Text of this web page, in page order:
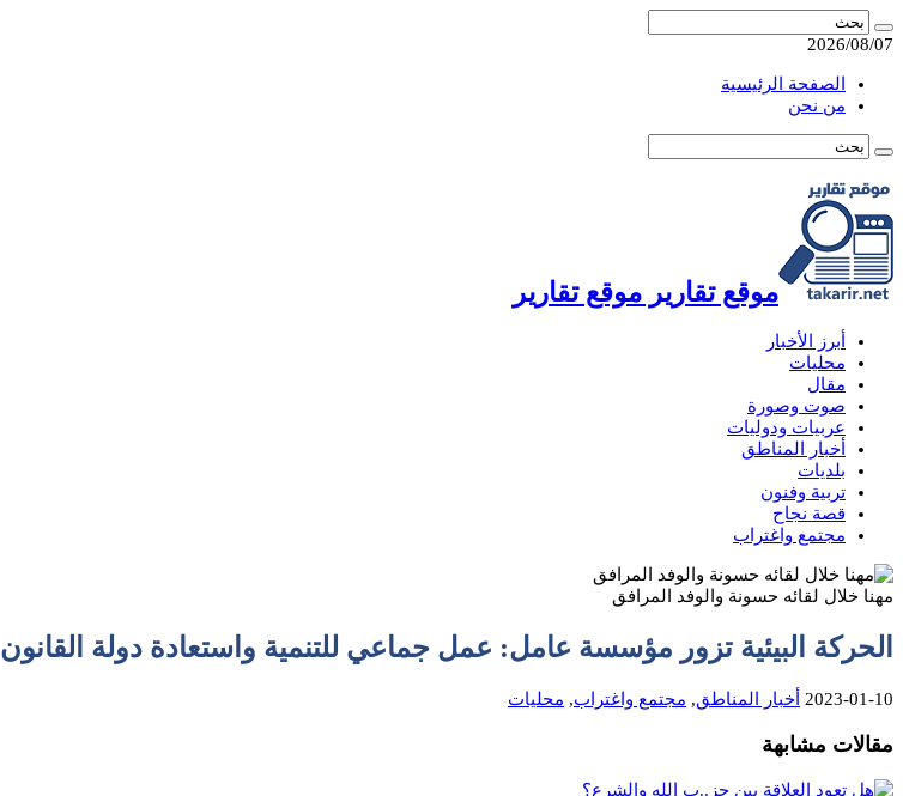
2026/08/07
الصفحة الرئيسية
من نحن
موقع تقارير موقع تقارير
أبرز الأخبار
محليات
مقال
صوت وصورة
عربيات ودوليات
أخبار المناطق
بلديات
تربية وفنون
قصة نجاح
مجتمع واغتراب
مهنا خلال لقائه حسونة والوفد المرافق
الحركة البيئية تزور مؤسسة عامل: عمل جماعي للتنمية واستعادة دولة القانون
2023-01-10 أخبار المناطق, مجتمع واغتراب, محليات
مقالات مشابهة